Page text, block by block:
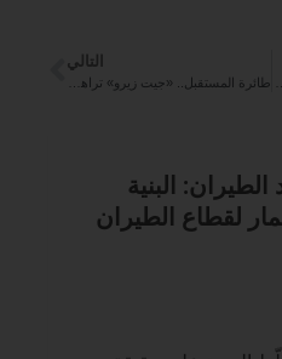
التالي
الطيران: البنية
لقطاع الطيران